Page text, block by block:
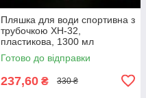
Пляшка для води спортивна з
трубочкою XH-32,
пластикова, 1300 мл
Блакитний
Готово до відправки
237,60 ₴ 330 ₴